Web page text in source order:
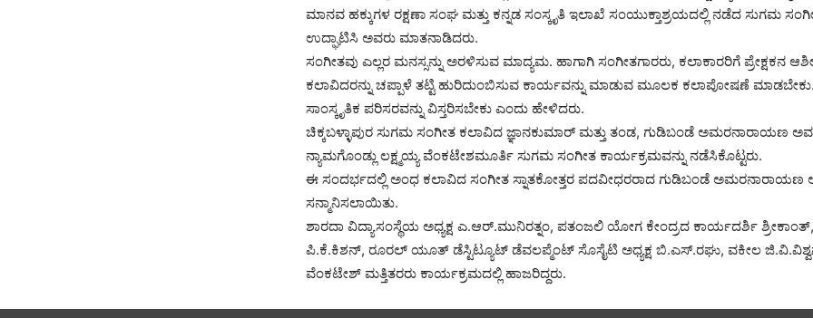
ಮಾನವ ಹಕ್ಕುಗಳ ರಕ್ಷಣಾ ಸಂಘ ಮತ್ತು ಕನ್ನಡ ಸಂಸ್ಕೃತಿ ಇಲಾಖೆ ಸಂಯುಕ್ತಾಶ್ರಯದಲ್ಲಿ ನಡೆದ ಸುಗಮ
ಉದ್ಘಾಟಿಸಿ ಅವರು ಮಾತನಾಡಿದರು.
ಸಂಗೀತವು ಎಲ್ಲರ ಮನಸ್ಸನ್ನು ಅರಳಿಸುವ ಮಾದ್ಯಮ. ಹಾಗಾಗಿ ಸಂಗೀತಗಾರರು, ಕಲಾಕಾರರಿಗೆ ಪ್ರೇಕ್ಷಕನ
ಕಲಾವಿದರನ್ನು ಚಪ್ಪಾಳೆ ತಟ್ಟಿ ಹುರಿದುಂಬಿಸುವ ಕಾರ್ಯವನ್ನು ಮಾಡುವ ಮೂಲಕ ಕಲಾಪೋಷಣೆ
ಸಾಂಸ್ಕೃತಿಕ ಪರಿಸರವನ್ನು ವಿಸ್ತರಿಸಬೇಕು ಎಂದು ಹೇಳಿದರು.
ಚಿಕ್ಕಬಳ್ಳಾಪುರ ಸುಗಮ ಸಂಗೀತ ಕಲಾವಿದ ಜ್ಞಾನಕುಮಾರ್ ಮತ್ತು ತಂಡ, ಗುಡಿಬಂಡೆ ಅಮರನಾರಾಯಣ
ನ್ಯಾಮಗೊಂಡ್ಲು ಲಕ್ಷ್ಮಯ್ಯ ವೆಂಕಟೇಶಮೂರ್ತಿ ಸುಗಮ ಸಂಗೀತ ಕಾರ್ಯಕ್ರಮವನ್ನು ನಡೆಸಿಕೊಟ್ಟರು.
ಈ ಸಂದರ್ಭದಲ್ಲಿ ಅಂಧ ಕಲಾವಿದ ಸಂಗೀತ ಸ್ನಾತಕೋತ್ತರ ಪದವೀಧರರಾದ ಗುಡಿಬಂಡೆ ಅಮರನಾರಾಯಣ
ಸನ್ಮಾನಿಸಲಾಯಿತು.
ಶಾರದಾ ವಿದ್ಯಾಸಂಸ್ಥೆಯ ಅಧ್ಯಕ್ಷ ಎ.ಆರ್.ಮುನಿರತ್ನಂ, ಪತಂಜಲಿ ಯೋಗ ಕೇಂದ್ರದ ಕಾರ್ಯದರ್ಶಿ
ಪಿ.ಕೆ.ಕಿಶನ್, ರೂರಲ್ ಯೂತ್ ಡೆಸ್ಟಿಟ್ಯೂಟ್ ಡೆವಲಪ್ಮೆಂಟ್ ಸೊಸೈಟಿ ಅಧ್ಯಕ್ಷ ಬಿ.ಎಸ್.ರಘು, ವಕೀಲ
ವೆಂಕಟೇಶ್ ಮತ್ತಿತರರು ಕಾರ್ಯಕ್ರಮದಲ್ಲಿ ಹಾಜರಿದ್ದರು.